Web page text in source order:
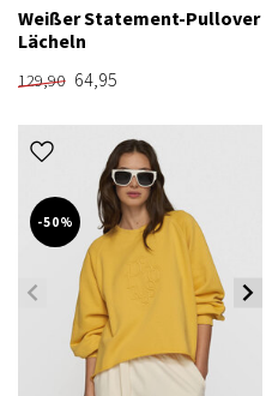
Weißer Statement-Pullover
Lächeln
129,90 64,95
-50%